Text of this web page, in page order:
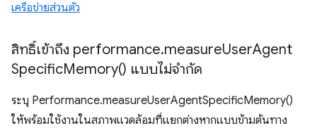
เครือข่ายส่วนตัว
สิทธิ์เข้าถึง performance.measureUserAgent
SpecificMemory() แบบไม่จำกัด
ระบุ Performance.measureUserAgentSpecificMemory()
ให้พร้อมใช้งานในสภาพแวดล้อมที่แยกต่างหากแบบข้ามต้นทาง